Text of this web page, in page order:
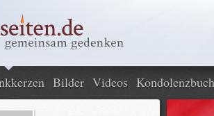
Bilder Videos Kondolenzbuch